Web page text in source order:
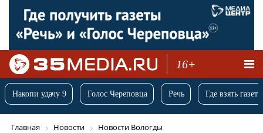
16+
Накопи удачу 9 Голос Череповца Речь Где взять
Главная Новости
Новости Вологды